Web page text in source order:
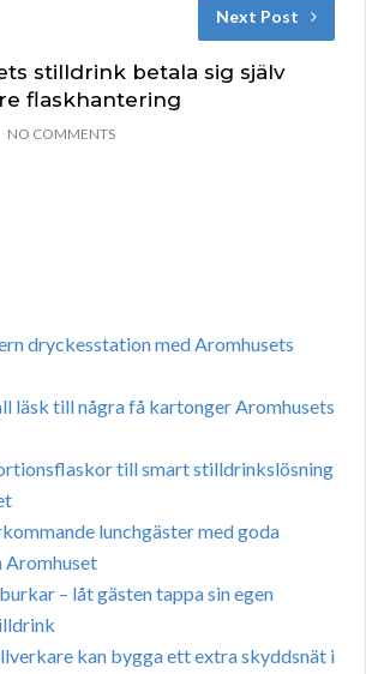
Next Post
stilldrink betala sig själv
flaskhantering
NO COMMENTS
dryckesstation med Aromhusets
läsk till några få kartonger Aromhusets
till smart stilldrinkslösning
lunchgäster med goda
– låt gästen tappa sin egen
kan bygga ett extra skyddsnät i